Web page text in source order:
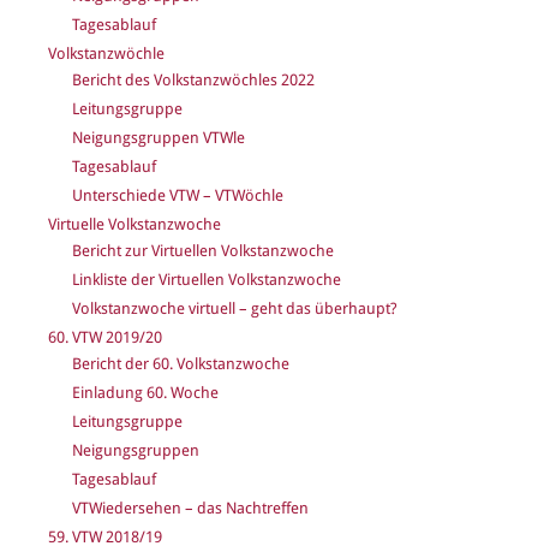
Tagesablauf
Volkstanzwöchle
Bericht des Volkstanzwöchles 2022
Leitungsgruppe
Neigungsgruppen VTWle
Tagesablauf
Unterschiede VTW – VTWöchle
Virtuelle Volkstanzwoche
Bericht zur Virtuellen Volkstanzwoche
Linkliste der Virtuellen Volkstanzwoche
Volkstanzwoche virtuell – geht das überhaupt?
60. VTW 2019/20
Bericht der 60. Volkstanzwoche
Einladung 60. Woche
Leitungsgruppe
Neigungsgruppen
Tagesablauf
VTWiedersehen – das Nachtreffen
59. VTW 2018/19